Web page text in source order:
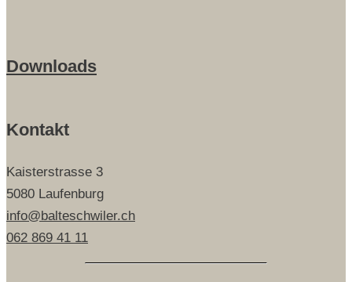
Downloads
Kontakt
Kaisterstrasse 3
5080 Laufenburg
info@balteschwiler.ch
062 869 41 11